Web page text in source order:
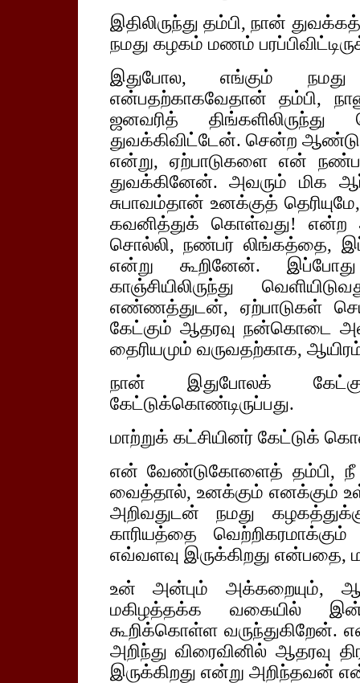
இதிலிருந்து தம்பி, நான்
நமது கழகம் மணம்
இதுபோல, எங்கும்
என்பதற்காகவேதான் தம்பி,
ஜனவரித் திங்களிலிருந்து
துவக்கிவிட்டேன். சென்ற ஆண்டு,
என்று, ஏற்பாடுகளை என்
துவக்கினேன். அவரும் மிக
சுபாவம்தான் உனக்குத்
கவனித்துக் கொள்வது! என்ற
சொல்லி, நண்பர் லிங்கத்தை,
என்று கூறினேன்.
காஞ்சியிலிருந்து
எண்ணத்துடன், ஏற்பாடுகள்
கேட்கும் ஆதரவு நன்கொடை
தைரியமும் வருவதற்காக,
நான் இதுபோலக்
கேட்டுக்கொண்டிருப்பது.
மாற்றுக் கட்சியினர் கேட்டுக்
என் வேண்டுகோளைத் தம்பி, நீ
வைத்தால், உனக்கும் எனக்கும்
அறிவதுடன் நமது
காரியத்தை
எவ்வளவு இருக்கிறது என்பதை,
உன் அன்பும் அக்கறையும்,
மகிழத்தக்க வகையில்
கூறிக்கொள்ள வருந்துகிறேன்.
அறிந்து விரைவினில் ஆதரவு
இருக்கிறது என்று அறிந்தவன்